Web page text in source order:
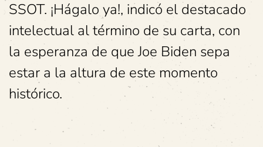
SSOT. ¡Hágalo ya!, indicó el destacado
intelectual al término de su carta, con
la esperanza de que Joe Biden sepa
estar a la altura de este momento
histórico.